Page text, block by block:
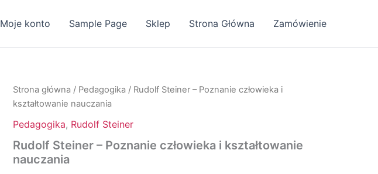
Moje konto Sample Page Sklep Strona Główna Zamówienie
Strona główna / Pedagogika / Rudolf Steiner – Poznanie człowieka i
kształtowanie nauczania
Pedagogika, Rudolf Steiner
Rudolf Steiner – Poznanie człowieka i kształtowanie
nauczania